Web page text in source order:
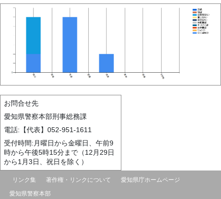
お問合せ先
愛知県警察本部刑事総務課
電話:【代表】052-951-1611
受付時間:月曜日から金曜日、午前9
時から午後5時15分まで（12月29日
から1月3日、祝日を除く）
リンク集 著作権・リンクについて
愛知県庁ホームページ
愛知県警察本部